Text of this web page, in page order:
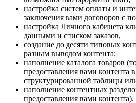
настройка систем оплаты и
заключения вами договоров с
настройка Личного кабинета
данными и списком заказов,
создание до десяти типовых
разным выводом контента;
наполнение каталога товаров
предоставления вами контента
структурированной таблицы
наполнение контентных
предоставления вами контента).